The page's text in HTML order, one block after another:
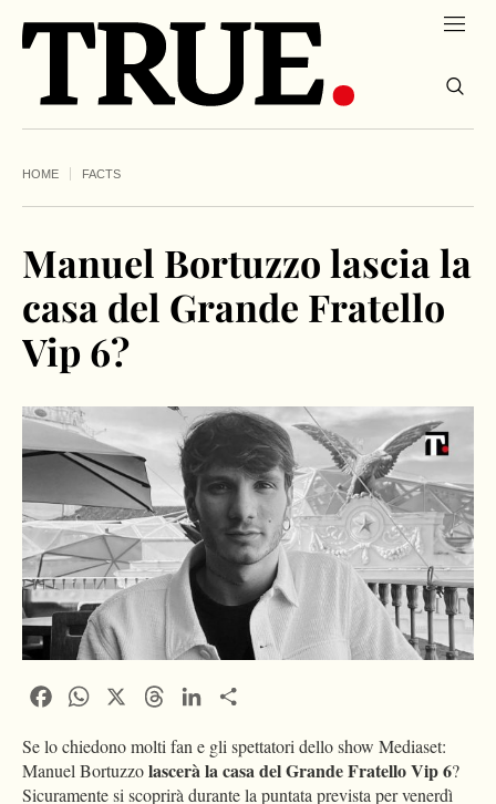
HOME FACTS
Manuel Bortuzzo lascia la
casa del Grande Fratello
Vip 6?
FacebookWhatsApp ThreadsLinkedIn
Se lo chiedono molti fan e gli spettatori dello show Mediaset:
Manuel Bortuzzolasceràla casa del Grande Fratello Vip 6?
Sicuramente si scoprirà durante la puntata prevista per venerdì